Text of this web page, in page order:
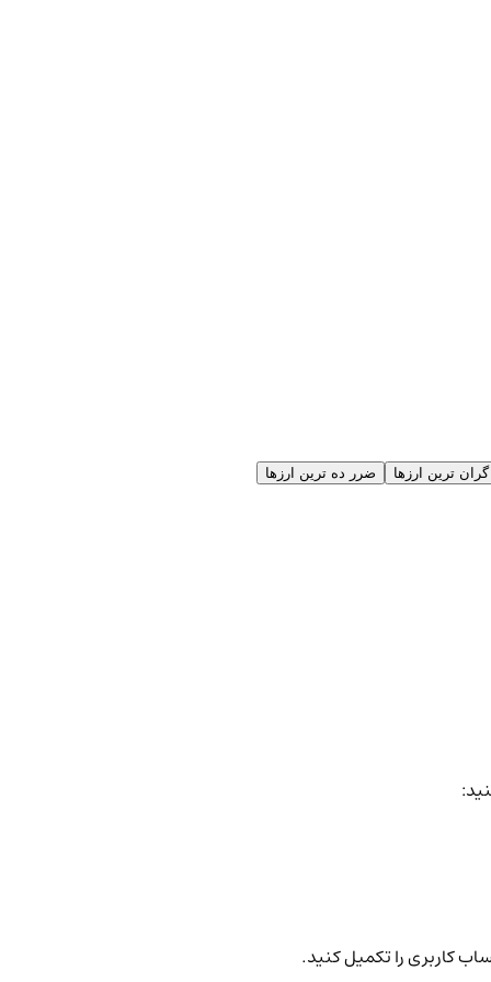
گران ترین ارزها ضرر ده ترین ارزها
کاربری را تکمیل کنید.